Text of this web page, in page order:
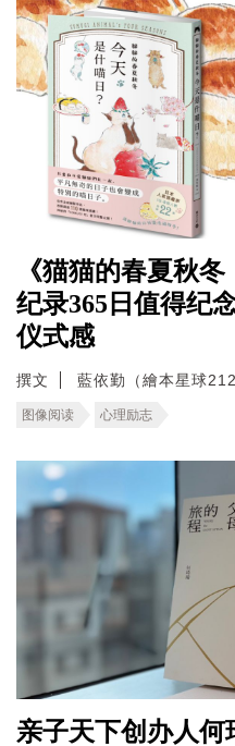
《猫猫的春夏秋
纪录365日值得纪
仪式感
撰文 藍依勤（繪本星球
图像阅读 心理励志
亲子天下创办人